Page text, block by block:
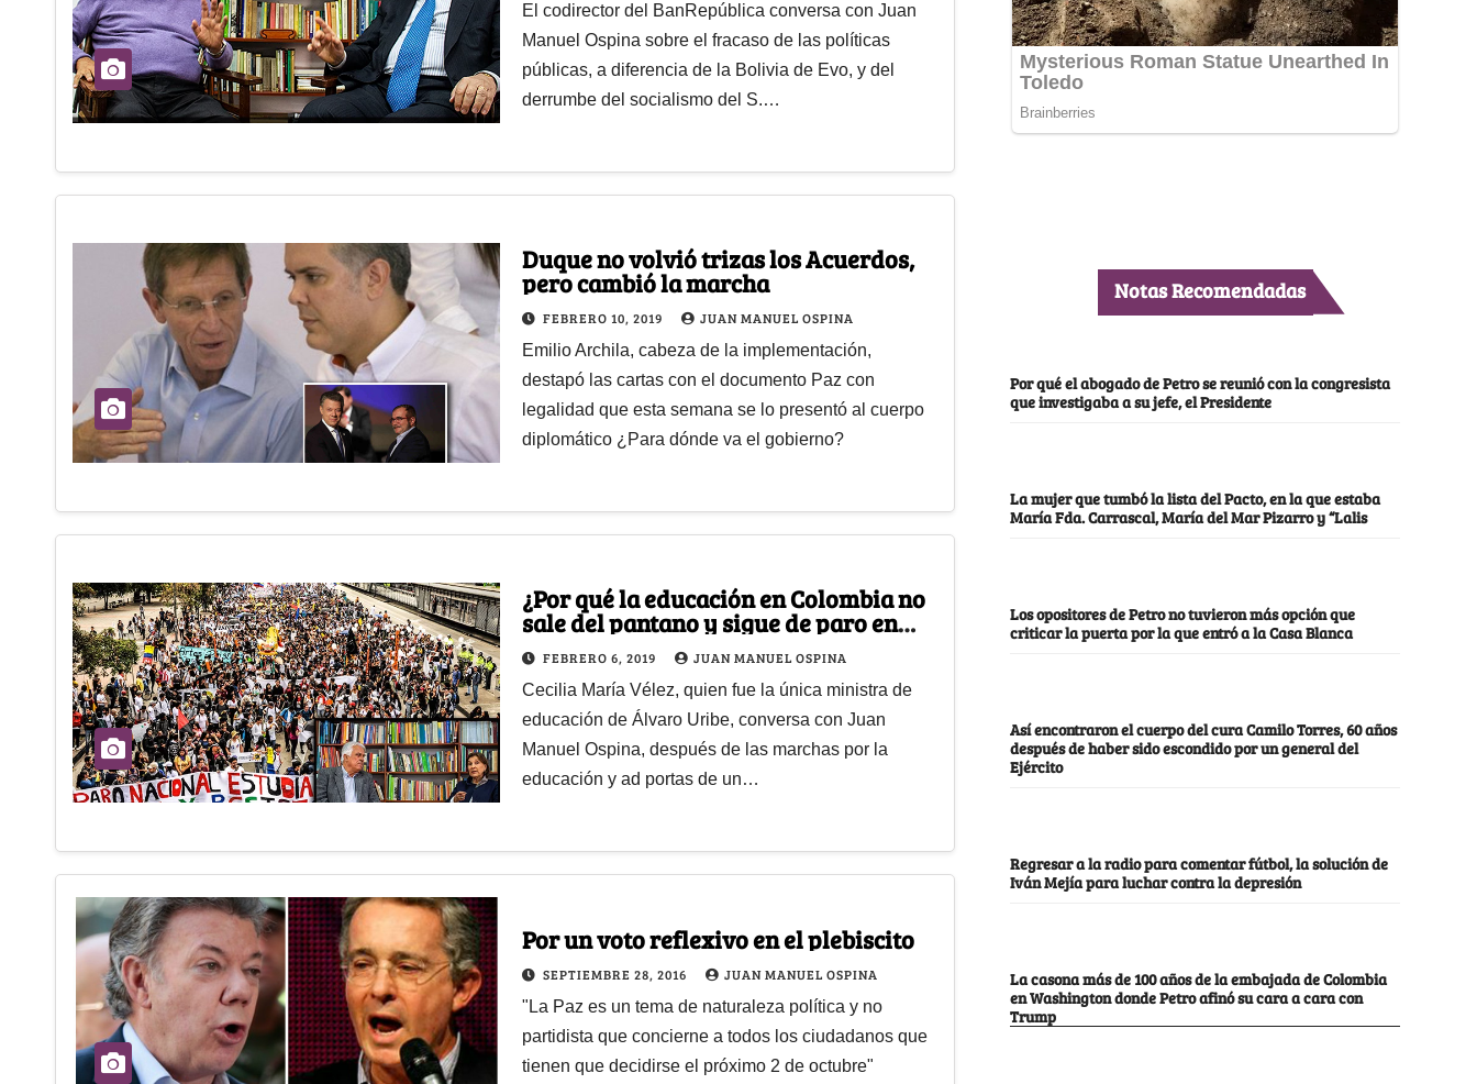
El codirector del BanRepública conversa con Juan
Manuel Ospina sobre el fracaso de las políticas
públicas, a diferencia de la Bolivia de Evo, y del
derrumbe del socialismo del S.…
Duque no volvió trizas los Acuerdos,
pero cambió la marcha
FEBRERO 10, 2019 JUAN MANUEL OSPINA
Emilio Archila, cabeza de la implementación,
destapó las cartas con el documento Paz con
legalidad que esta semana se lo presentó al cuerpo
diplomático ¿Para dónde va el gobierno?
¿Por qué la educación en Colombia no
sale del pantano y sigue de paro en
paro?
FEBRERO 6, 2019 JUAN MANUEL OSPINA
Cecilia María Vélez, quien fue la única ministra de
educación de Álvaro Uribe, conversa con Juan
Manuel Ospina, después de las marchas por la
educación y ad portas de un…
Por un voto reflexivo en el plebiscito
SEPTIEMBRE 28, 2016 JUAN MANUEL OSPINA
"La Paz es un tema de naturaleza política y no
partidista que concierne a todos los ciudadanos que
tienen que decidirse el próximo 2 de octubre"
Notas Recomendadas
Por qué el abogado de Petro se reunió con la congresista
que investigaba a su jefe, el Presidente
La mujer que tumbó la lista del Pacto, en la que estaba
María Fda. Carrascal, María del Mar Pizarro y “Lalis
Los opositores de Petro no tuvieron más opción que
criticar la puerta por la que entró a la Casa Blanca
Así encontraron el cuerpo del cura Camilo Torres, 60 años
después de haber sido escondido por un general del
Ejército
Regresar a la radio para comentar fútbol, la solución de
Iván Mejía para luchar contra la depresión
La casona más de 100 años de la embajada de Colombia
en Washington donde Petro afinó su cara a cara con
Trump